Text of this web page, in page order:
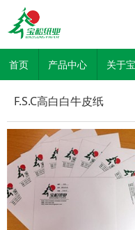
首页 产品中心 关于
F.S.C高白白牛皮纸